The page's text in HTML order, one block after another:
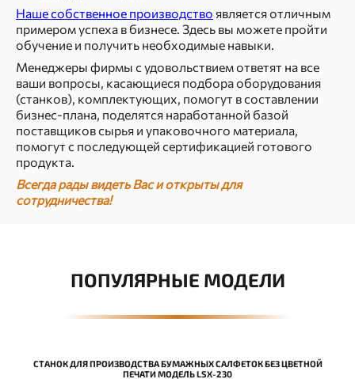
Наше собственное производство является отличным
примером успеха в бизнесе. Здесь вы можете пройти
обучение и получить необходимые навыки.
Менеджеры фирмы с удовольствием ответят на все
ваши вопросы, касающиеся подбора оборудования
(станков), комплектующих, помогут в составлении
бизнес-плана, поделятся наработанной базой
поставщиков сырья и упаковочного материала,
помогут с последующей сертификацией готового
продукта.
Всегда рады видеть Вас и открыты для
сотрудничества!
ПОПУЛЯРНЫЕ МОДЕЛИ
СТАНОК ДЛЯ ПРОИЗВОДСТВА БУМАЖНЫХ САЛФЕТОК БЕЗ ЦВЕТНОЙ
ПЕЧАТИ МОДЕЛЬ LSX-230